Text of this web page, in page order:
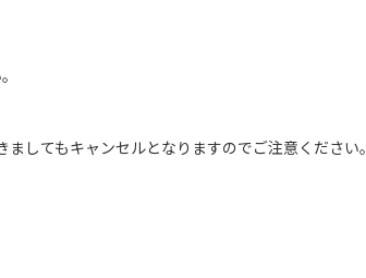
してもキャンセルとなりますのでご注意ください。